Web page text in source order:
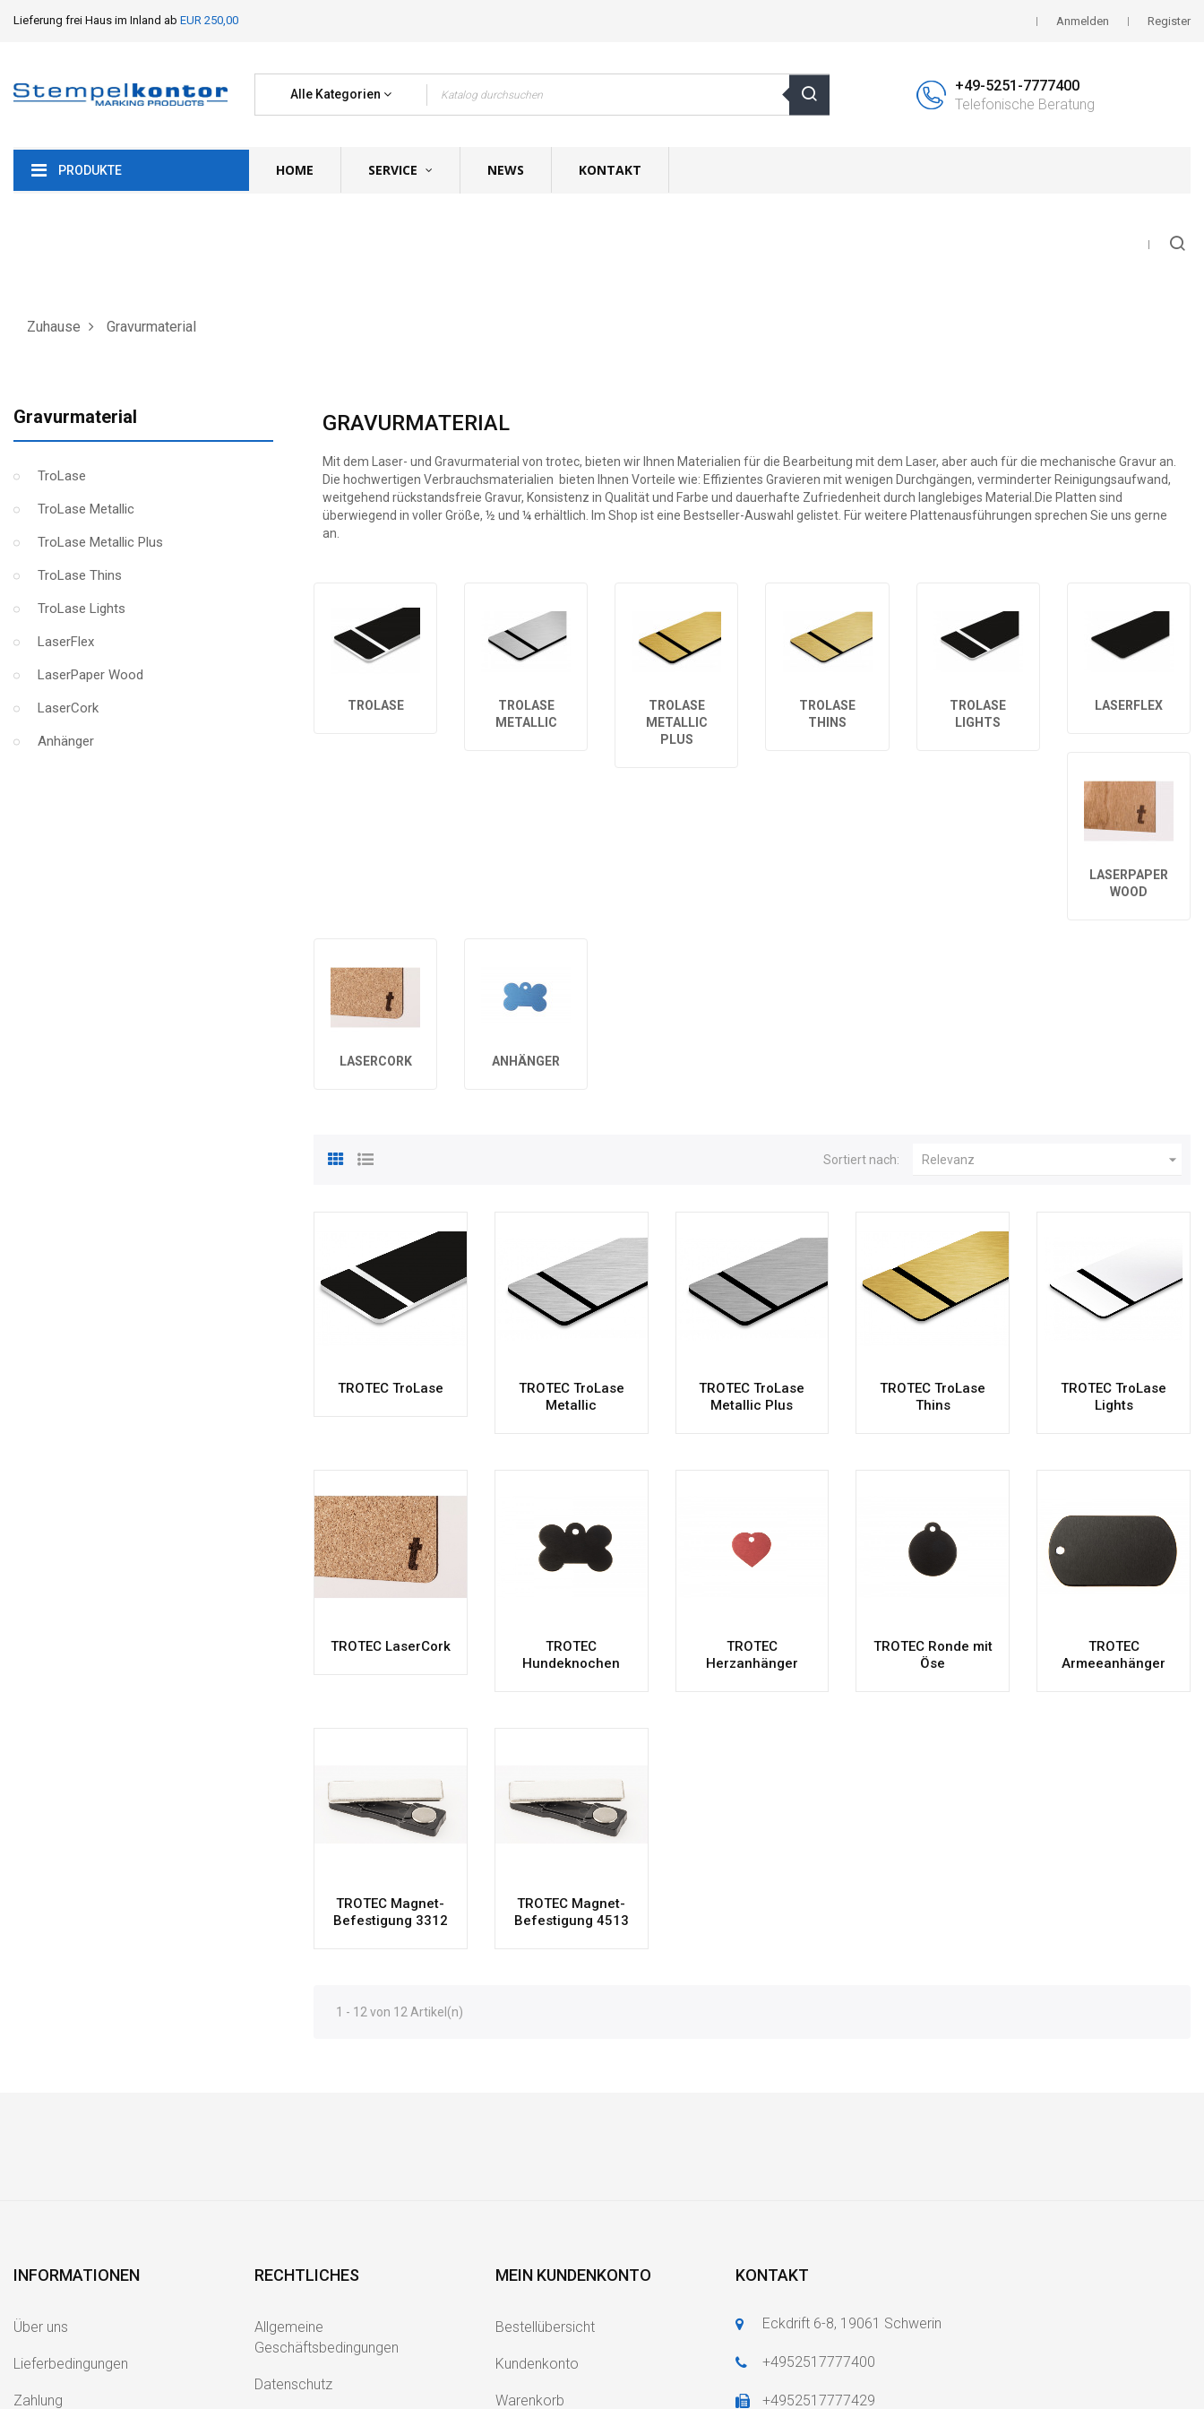
Lieferung frei Haus im Inland ab EUR 250,00 Anmelden Register
Alle Kategorien
+49-5251-7777400
Telefonische Beratung
PRODUKTE HOME SERVICE NEWS KONTAKT
Zuhause Gravurmaterial
Gravurmaterial
TroLase
TroLase Metallic
TroLase Metallic Plus
TroLase Thins
TroLase Lights
LaserFlex
LaserPaper Wood
LaserCork
Anhänger
GRAVURMATERIAL
Mit dem Laser- und Gravurmaterial von trotec, bieten wir Ihnen Materialien für die Bearbeitung mit dem Laser, aber auch für die mechanische Gravur an.
Die hochwertigen Verbrauchsmaterialien bieten Ihnen Vorteile wie: Effizientes Gravieren mit wenigen Durchgängen, verminderter Reinigungsaufwand,
weitgehend rückstandsfreie Gravur, Konsistenz in Qualität und Farbe und dauerhafte Zufriedenheit durch langlebiges Material.Die Platten sind
überwiegend in voller Größe, ½ und ¼ erhältlich. Im Shop ist eine Bestseller-Auswahl gelistet. Für weitere Plattenausführungen sprechen Sie uns gerne
an.
TROLASE
TROLASE
METALLIC
TROLASE
METALLIC
PLUS
TROLASE
THINS
TROLASE
LIGHTS
LASERFLEX
LASERPAPER
WOOD
LASERCORK ANHÄNGER
Sortiert nach: Relevanz 
TROTEC TroLase
TROTEC TroLase
Metallic
TROTEC TroLase
Metallic Plus
TROTEC TroLase
Thins
TROTEC TroLase
Lights
TROTEC LaserCork
TROTEC
Hundeknochen
TROTEC
Herzanhänger
TROTEC Ronde mit
Öse
TROTEC
Armeeanhänger
TROTEC Magnet-
Befestigung 3312
TROTEC Magnet-
Befestigung 4513
1 - 12 von 12 Artikel(n)
INFORMATIONEN
Über uns
Lieferbedingungen
Zahlung
RECHTLICHES
Allgemeine
Geschäftsbedingungen
Datenschutz
MEIN KUNDENKONTO
Bestellübersicht
Kundenkonto
Warenkorb
KONTAKT
Eckdrift 6-8, 19061 Schwerin
+4952517777400
+4952517777429